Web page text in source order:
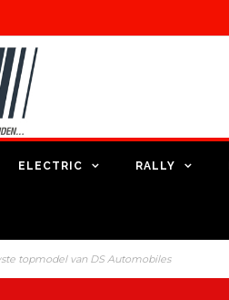
ELECTRIC RALLY
topmodel van DS Automobiles